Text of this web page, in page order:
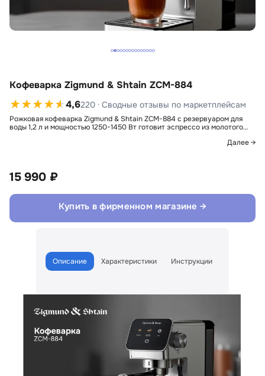
Кофеварка Zigmund & Shtain ZCM-884
4,6220 · Сводные отзывы по маркетплейсам
Рожковая кофеварка Zigmund & Shtain ZCM-884 с резервуаром для
воды 1,2 л и мощностью 1250-1450 Вт готовит эспрессо из молотого…
Далее →
15 990 ₽
Купить в фирменном магазине →
Описание Характеристики Инструкции